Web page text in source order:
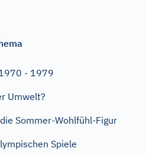
- 1979
Umwelt?
Sommer-Wohlfühl-Figur
Spiele